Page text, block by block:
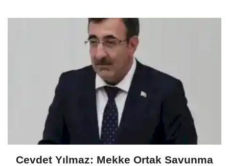
Cevdet Yılmaz: Mekke Ortak Savunma